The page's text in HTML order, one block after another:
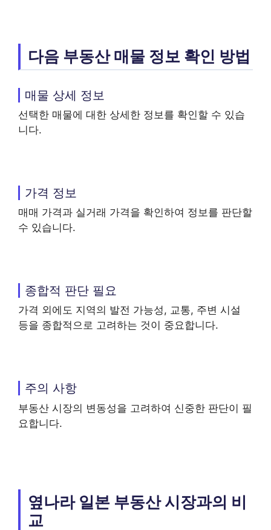
다음 부동산 매물 정보 확인 방법
매물 상세 정보
선택한 매물에 대한 상세한 정보를 확인할 수 있습
니다.
가격 정보
매매 가격과 실거래 가격을 확인하여 정보를 판단할
수 있습니다.
종합적 판단 필요
가격 외에도 지역의 발전 가능성, 교통, 주변 시설
등을 종합적으로 고려하는 것이 중요합니다.
주의 사항
부동산 시장의 변동성을 고려하여 신중한 판단이 필
요합니다.
옆나라 일본 부동산 시장과의 비
교